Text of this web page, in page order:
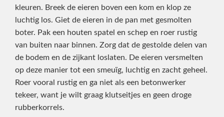
kleuren. Breek de eieren boven een kom en klop ze
luchtig los. Giet de eieren in de pan met gesmolten
boter. Pak een houten spatel en schep en roer rustig
van buiten naar binnen. Zorg dat de gestolde delen van
de bodem en de zijkant loslaten. De eieren versmelten
op deze manier tot een smeuïg, luchtig en zacht geheel.
Roer vooral rustig en ga niet als een betonwerker
tekeer, want je wilt graag klutseitjes en geen droge
rubberkorrels.